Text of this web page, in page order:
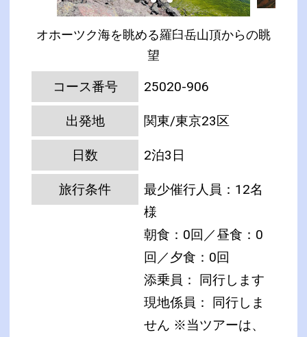
オホーツク海を眺める羅臼岳山頂からの眺
望
コース番号 25020-906
出発地 関東/東京23区
日数 2泊3日
旅行条件
最少催行人員：12名
様
朝食：0回／昼食：0
回／夕食：0回
添乗員： 同行します
現地係員： 同行しま
せん ※当ツアーは、